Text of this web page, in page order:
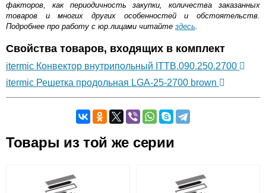
факторов, как периодичность закупки, количества заказанных
товаров и многих других особенностей и обстоятельств.
Подробнее про работу с юр.лицами читайте здесь.
Свойства товаров, входящих в комплект
itermic Конвектор внутрипольный ITTB.090.250.2700
itermic Решетка продольная LGA-25-2700 brown
Оставьте отзыв
Доставка сантехники по Москве и Московской области
Наличный расчёт
Товары из той же серии